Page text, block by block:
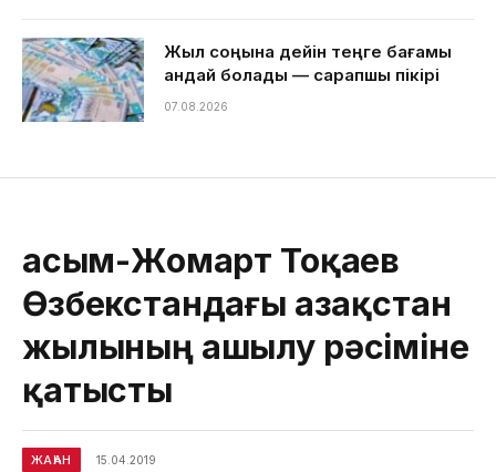
Жыл соңына дейін теңге бағамы
қандай болады — сарапшы пікірі
07.08.2026
Қасым-Жомарт Тоқаев
Өзбекстандағы Қазақстан
жылының ашылу рәсіміне
қатысты
ЖАҺАН 15.04.2019